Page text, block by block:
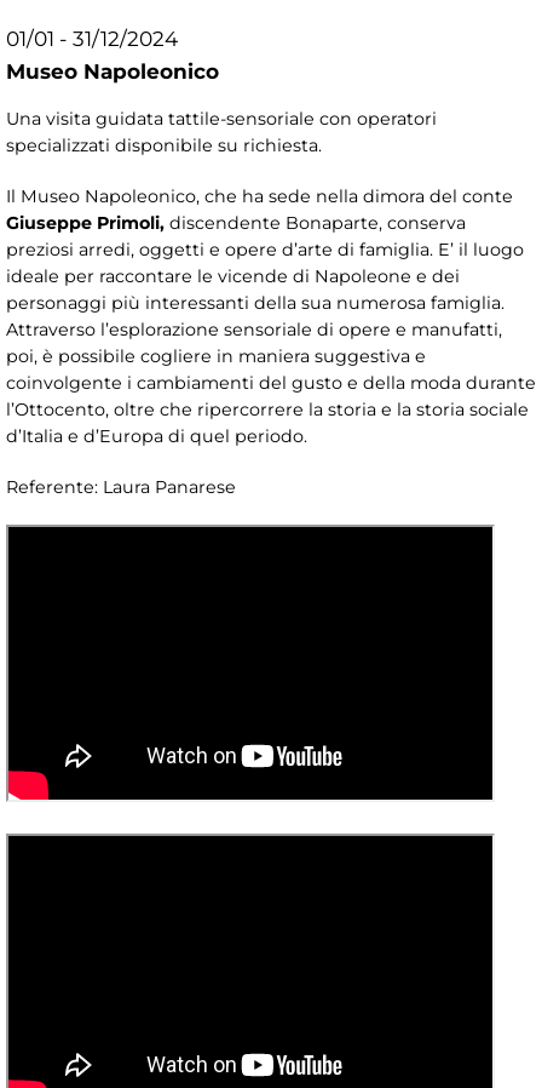
01/01 - 31/12/2024
Museo Napoleonico
Una visita guidata tattile-sensoriale con operatori
specializzati disponibile su richiesta.
Il Museo Napoleonico, che ha sede nella dimora del conte
Giuseppe Primoli, discendente Bonaparte, conserva
preziosi arredi, oggetti e opere d’arte di famiglia. E’ il luogo
ideale per raccontare le vicende di Napoleone e dei
personaggi più interessanti della sua numerosa famiglia.
Attraverso l’esplorazione sensoriale di opere e manufatti,
poi, è possibile cogliere in maniera suggestiva e
coinvolgente i cambiamenti del gusto e della moda durante
l’Ottocento, oltre che ripercorrere la storia e la storia sociale
d’Italia e d’Europa di quel periodo.
Referente: Laura Panarese